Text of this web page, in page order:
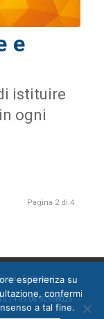
e
istituire
ogni
Pagina 2 di 4
[privacy]
| +39.06.92958025 -
esperienza su
confermi
a tal fine.